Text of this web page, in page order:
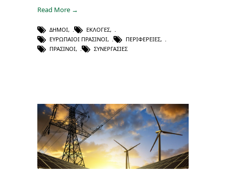
Read More →
ΔΉΜΟΙ, ΕΚΛΟΓΈΣ,
ΕΥΡΩΠΑΊΟΙ ΠΡΆΣΙΝΟΙ, ΠΕΡΙΦΈΡΕΙΕΣ,
ΠΡΆΣΙΝΟΙ, ΣΥΝΕΡΓΑΣΊΕΣ